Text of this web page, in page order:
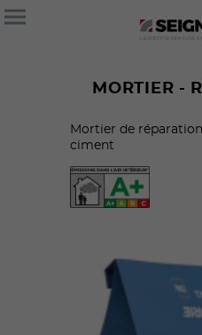
MORTIER -
Mortier de
ciment